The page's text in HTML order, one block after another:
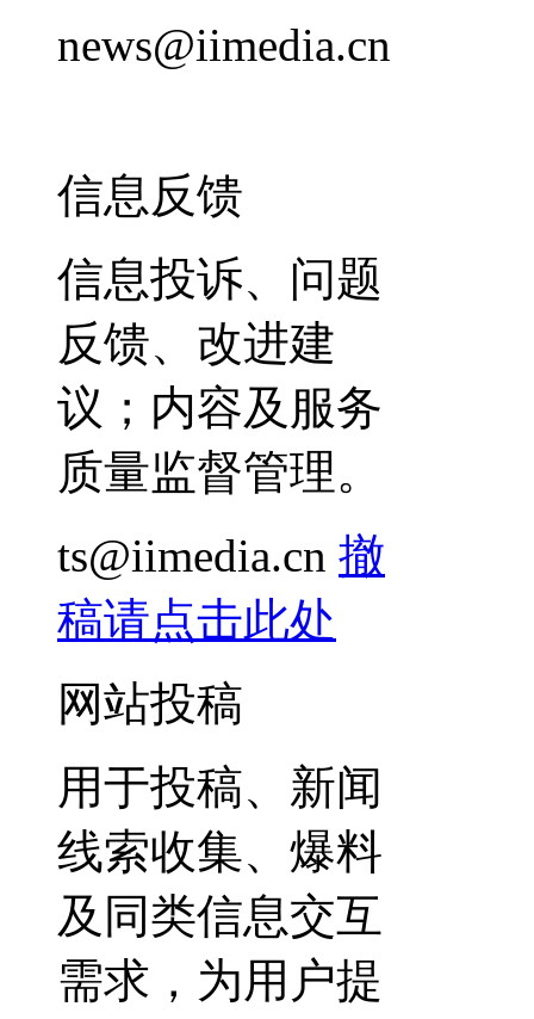
news@iimedia.cn
信息反馈
信息投诉、问题
反馈、改进建
议；内容及服务
质量监督管理。
ts@iimedia.cn 撤
稿请点击此处
网站投稿
用于投稿、新闻
线索收集、爆料
及同类信息交互
需求，为用户提